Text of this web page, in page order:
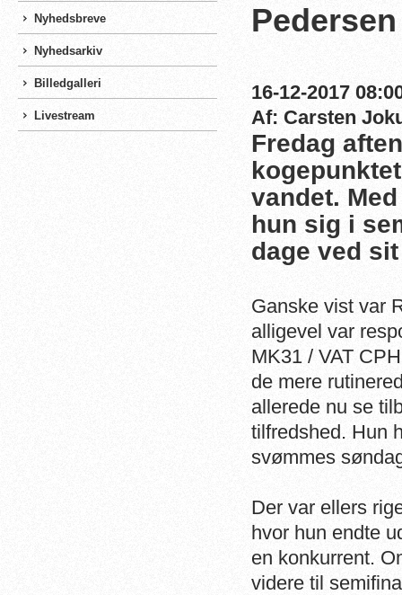
Nyhedsbreve
Nyhedsarkiv
Billedgalleri
Livestream
Pedersen
16-12-2017
Af: Carsten
Fredag
vandet.
hun sig i
dage ved
Ganske vist var
alligevel var
MK31 / VAT
de mere
allerede nu se
tilfredshed. Hun
svømmes
Der var ellers
hvor hun endte
en konkurrent.
videre til